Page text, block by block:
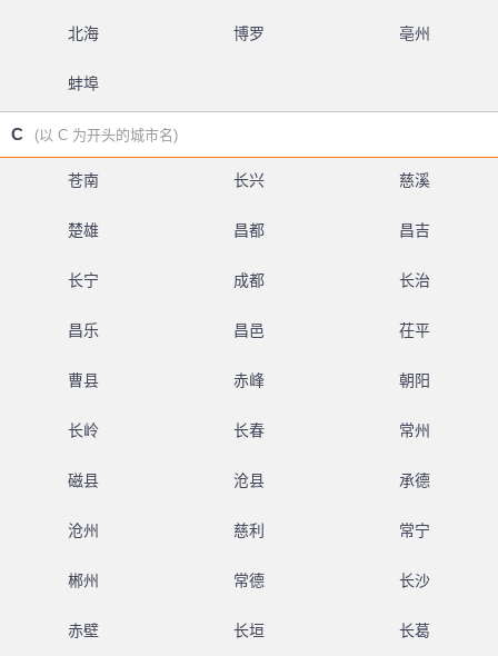
北海 博罗 亳州
蚌埠
C (以 C 为开头的城市名)
苍南 长兴 慈溪
楚雄 昌都 昌吉
长宁 成都 长治
昌乐 昌邑 茌平
曹县 赤峰 朝阳
长岭 长春 常州
磁县 沧县 承德
沧州 慈利 常宁
郴州 常德 长沙
赤壁 长垣 长葛